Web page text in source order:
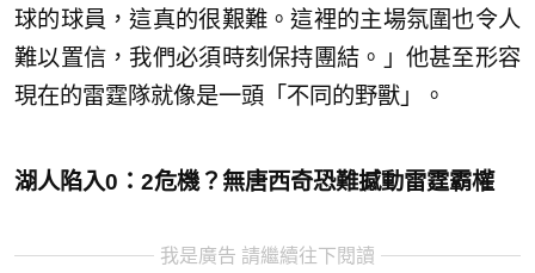
球的球員，這真的很艱難。這裡的主場氛圍也令人
難以置信，我們必須時刻保持團結。」他甚至形容
現在的雷霆隊就像是一頭「不同的野獸」。
湖人陷入0：2危機？無唐西奇恐難撼動雷霆霸權
我是廣告 請繼續往下閱讀